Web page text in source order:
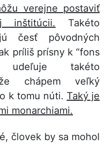
verejne postaviť
inštitúcii. Takéto
česť pôvodných
príliš prísny k “fons
udeľuje takéto
chápem veľký
k tomu núti. Taký je
monarchiami.
človek by sa mohol